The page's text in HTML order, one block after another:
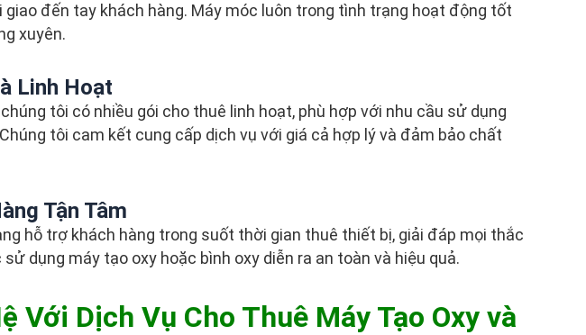
đến tay khách hàng. Máy móc luôn trong tình trạng hoạt động tốt
xuyên.
Linh Hoạt
tôi có nhiều gói cho thuê linh hoạt, phù hợp với nhu cầu sử dụng
tôi cam kết cung cấp dịch vụ với giá cả hợp lý và đảm bảo chất
Tận Tâm
hỗ trợ khách hàng trong suốt thời gian thuê thiết bị, giải đáp mọi thắc
dụng máy tạo oxy hoặc bình oxy diễn ra an toàn và hiệu quả.
Với Dịch Vụ Cho Thuê Máy Tạo Oxy và